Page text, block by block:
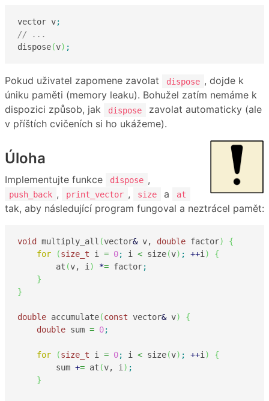
vector v;
// ...
dispose(v) ;
Pokud uživatel zapomene zavolat dispose , dojde k
úniku paměti (memory leaku). Bohužel zatím nemáme k
dispozici způsob, jak
dispose
zavolat automaticky (ale
v příštích cvičeních si ho ukážeme).
Úloha
Implementujte funkce dispose ,
push_back , print_vector , size a at
tak, aby následující program fungoval a neztrácel pamět:
void multiply_all (vector& v, double factor)
{
for
(size_t i = 0; i < size(v) ; ++i )
{
        at
(v, i ) *= factor;
}
}
double accumulate(const vector& v)
{
double sum = 0;
for (size_t i = 0; i < size(v) ; ++i )
{
        sum
+= at (v, i ) ;
}